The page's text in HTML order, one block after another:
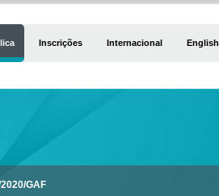
Inscrições Internacional English
GAF